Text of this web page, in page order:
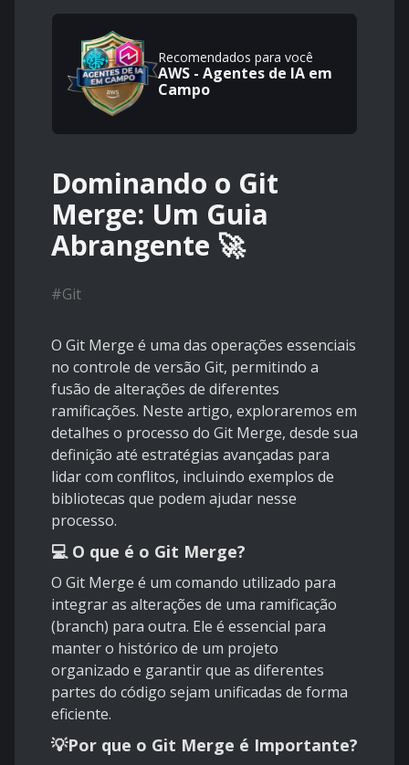
Recomendados para você
AWS - Agentes de IA em
Campo
Dominando o Git
Merge: Um Guia
Abrangente 🚀
#Git
O Git Merge é uma das operações essenciais
no controle de versão Git, permitindo a
fusão de alterações de diferentes
ramificações. Neste artigo, exploraremos em
detalhes o processo do Git Merge, desde sua
definição até estratégias avançadas para
lidar com conflitos, incluindo exemplos de
bibliotecas que podem ajudar nesse
processo.
💻 O que é o Git Merge?
O Git Merge é um comando utilizado para
integrar as alterações de uma ramificação
(branch) para outra. Ele é essencial para
manter o histórico de um projeto
organizado e garantir que as diferentes
partes do código sejam unificadas de forma
eficiente.
💡Por que o Git Merge é Importante?